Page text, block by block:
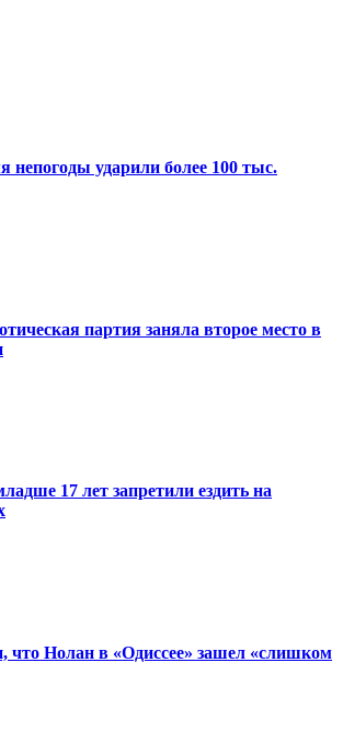
непогоды ударили более 100 тыс.
партия заняла второе место в
17 лет запретили ездить на
что Нолан в «Одиссее» зашел «слишком